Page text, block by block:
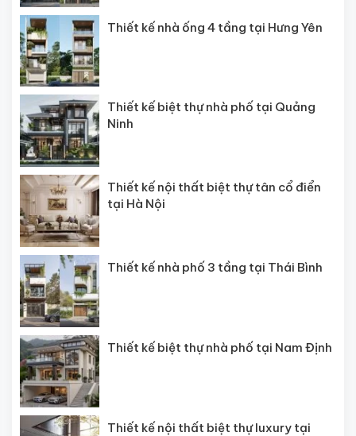
Thiết kế nhà ống 4 tầng tại Hưng Yên
Thiết kế biệt thự nhà phố tại Quảng
Ninh
Thiết kế nội thất biệt thự tân cổ điển
tại Hà Nội
Thiết kế nhà phố 3 tầng tại Thái Bình
Thiết kế biệt thự nhà phố tại Nam Định
Thiết kế nội thất biệt thự luxury tại